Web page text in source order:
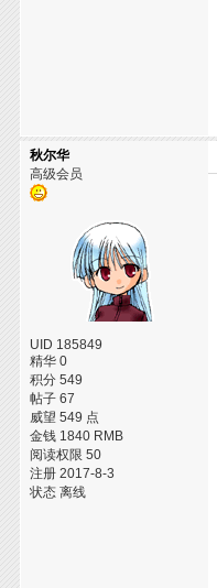
秋尔华
高级会员
UID 185849
精华 0
积分 549
帖子 67
威望 549 点
金钱 1840 RMB
阅读权限 50
注册 2017-8-3
状态 离线